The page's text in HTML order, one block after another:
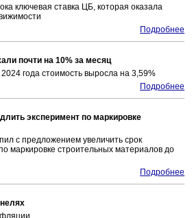
ключевая ставка ЦБ, которая оказала
Подробнее
почти на 10% за месяц
года стоимость выросла на 3,59%
Подробнее
эксперимент по маркировке
с предложением увеличить срок
маркировке строительных материалов до
Подробнее